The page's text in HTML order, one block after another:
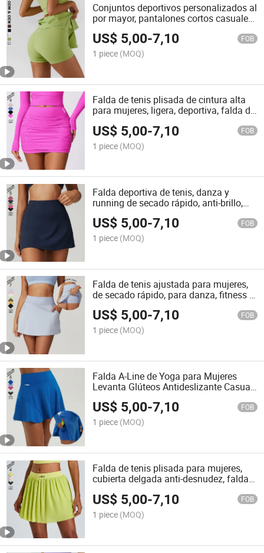
Conjuntos deportivos personalizados al
por mayor, pantalones cortos casuales,
faldas, pantalones cortos para correr,
mujeres, verano, transpirables,
pantalones cortos de sudor, sexys, de
cintura alta, pantalones cortos,
US$ 5,00-7,10 FOB
1 piece (MOQ)
Falda de tenis plisada de cintura alta
para mujeres, ligera, deportiva, falda de
US$ 5,00-7,10 FOB
1 piece (MOQ)
Falda deportiva de tenis, danza y
running de secado rápido, anti-brillo,
falda de yoga de dos piezas falsa
US$ 5,00-7,10 FOB
1 piece (MOQ)
Falda de tenis ajustada para mujeres,
de secado rápido, para danza, fitness y
deportes de yoga
US$ 5,00-7,10 FOB
1 piece (MOQ)
Falda A-Line de Yoga para Mujeres
Levanta Glúteos Antideslizante Casual
Deportiva Falda de Tenis Fitness con
Bolsillo
US$ 5,00-7,10 FOB
1 piece (MOQ)
Falda de tenis plisada para mujeres,
cubierta delgada anti-desnudez, falda
US$ 5,00-7,10 FOB
1 piece (MOQ)